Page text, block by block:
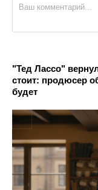
"Тед Лассо"
стоит: продюсер
будет